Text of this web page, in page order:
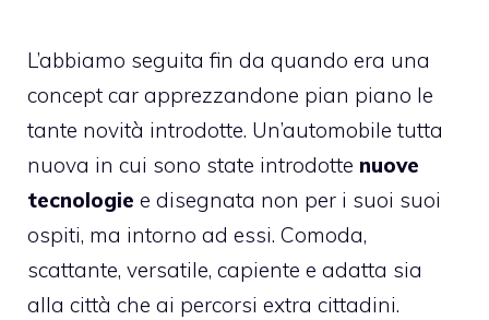
L’abbiamo seguita fin da quando era una
concept car apprezzandone pian piano le
tante novità introdotte. Un’automobile tutta
nuova in cui sono state introdotte nuove
tecnologie e disegnata non per i suoi suoi
ospiti, ma intorno ad essi. Comoda,
scattante, versatile, capiente e adatta sia
alla città che ai percorsi extra cittadini.